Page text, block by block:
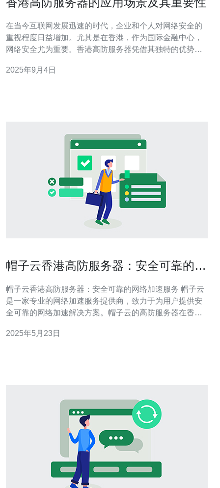
在当今互联网发展迅速的时代，企业和个人对网络安全的
重视程度日益增加。尤其是在香港，作为国际金融中心，
网络安全尤为重要。香港高防服务器凭借其独特的优势，
的应用场景及其重要性。 首先，让我们了解什么是高防服
2025年9月4日
帽子云香港高防服务器：安全可靠的网
帽子云香港高防服务器：安全可靠的网络加速服务 帽子云
是一家专业的网络加速服务提供商，致力于为用户提供安
全可靠的网络加速解决方案。帽子云的高防服务器在香港
子云在香港地区拥有强大的高防服务器，具有以下优势：
2025年5月23日